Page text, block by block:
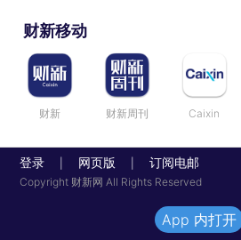
财新移动
财新 财新周刊 Caixin
登录 网页版 订阅电邮
Copyright 财新网 All Rights Reserved
App 内打开